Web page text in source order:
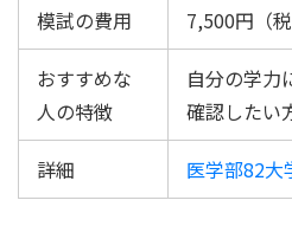
模試の費用 7,500円（税
おすすめな
人の特徴
自分の学力
確認したい
詳細 医学部82大